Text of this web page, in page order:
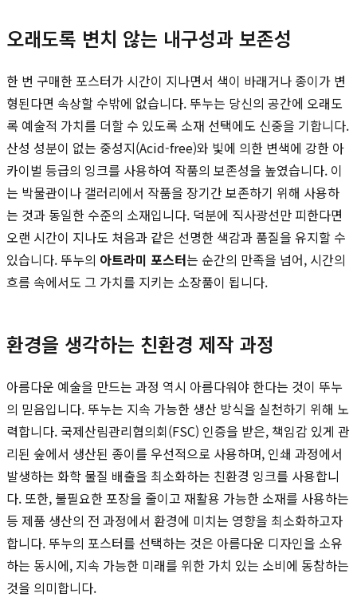
오래도록 변치 않는 내구성과 보존성
한 번 구매한 포스터가 시간이 지나면서 색이 바래거나 종이가 변
형된다면 속상할 수밖에 없습니다. 뚜누는 당신의 공간에 오래도
록 예술적 가치를 더할 수 있도록 소재 선택에도 신중을 기합니다.
산성 성분이 없는 중성지(Acid-free)와 빛에 의한 변색에 강한 아
카이벌 등급의 잉크를 사용하여 작품의 보존성을 높였습니다. 이
는 박물관이나 갤러리에서 작품을 장기간 보존하기 위해 사용하
는 것과 동일한 수준의 소재입니다. 덕분에 직사광선만 피한다면
오랜 시간이 지나도 처음과 같은 선명한 색감과 품질을 유지할 수
있습니다. 뚜누의 아트라미 포스터는 순간의 만족을 넘어, 시간의
흐름 속에서도 그 가치를 지키는 소장품이 됩니다.
환경을 생각하는 친환경 제작 과정
아름다운 예술을 만드는 과정 역시 아름다워야 한다는 것이 뚜누
의 믿음입니다. 뚜누는 지속 가능한 생산 방식을 실천하기 위해 노
력합니다. 국제산림관리협의회(FSC) 인증을 받은, 책임감 있게 관
리된 숲에서 생산된 종이를 우선적으로 사용하며, 인쇄 과정에서
발생하는 화학 물질 배출을 최소화하는 친환경 잉크를 사용합니
다. 또한, 불필요한 포장을 줄이고 재활용 가능한 소재를 사용하는
등 제품 생산의 전 과정에서 환경에 미치는 영향을 최소화하고자
합니다. 뚜누의 포스터를 선택하는 것은 아름다운 디자인을 소유
하는 동시에, 지속 가능한 미래를 위한 가치 있는 소비에 동참하는
것을 의미합니다.